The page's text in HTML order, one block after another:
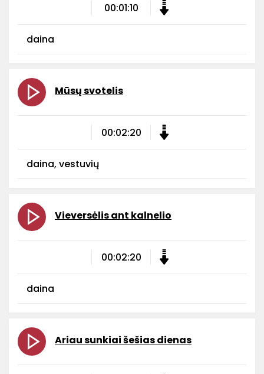
00:01:10
daina
Mūsų svotelis
00:02:20
daina, vestuvių
Vieversėlis ant kalnelio
00:02:20
daina
Ariau sunkiai šešias dienas